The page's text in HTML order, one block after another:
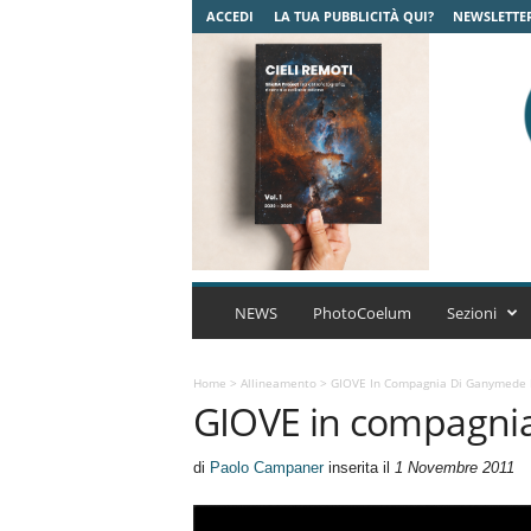
ACCEDI LA TUA PUBBLICITÀ QUI?
C
u
A
r
NEWS PhotoCoelum Sezioni
Home > Allineamento> GIOVE In Compagnia Di Ganymede
GIOVE in
di Paolo Campanerinserita il 1 Novembre 2011